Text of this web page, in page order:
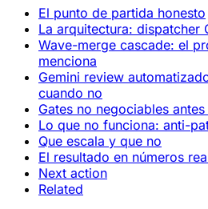
El punto de partida honesto
La arquitectura: dispatcher
Wave-merge cascade: el
menciona
Gemini review
cuando no
Gates no negociables
Lo que no funciona: anti-
Que escala y que no
El resultado en números
Next action
Related